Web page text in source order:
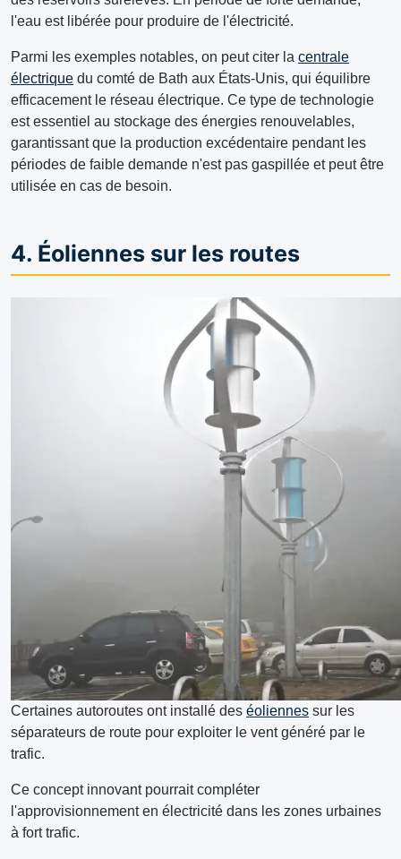
l'eau est libérée pour produire de l'électricité.
Parmi les exemples notables, on peut citer la centrale
électrique du comté de Bath aux États-Unis, qui équilibre
efficacement le réseau électrique. Ce type de technologie
est essentiel au stockage des énergies renouvelables,
garantissant que la production excédentaire pendant les
périodes de faible demande n'est pas gaspillée et peut être
utilisée en cas de besoin.
4. Éoliennes sur les routes
Certaines autoroutes ont installé des éoliennes sur les
séparateurs de route pour exploiter le vent généré par le
trafic.
Ce concept innovant pourrait compléter
l'approvisionnement en électricité dans les zones urbaines
à fort trafic.